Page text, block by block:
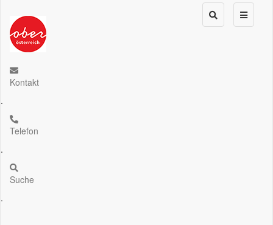
Kontakt
.
Telefon
.
Suche
.